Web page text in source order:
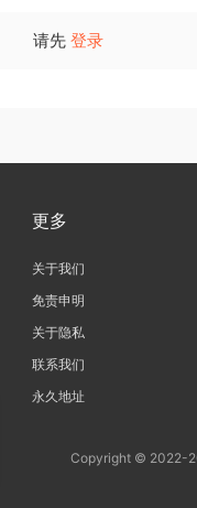
请先 登录
更多
关于我们
免责申明
关于隐私
联系我们
永久地址
Copyright © 2022-